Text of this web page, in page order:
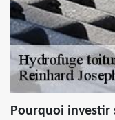
Pourquoi investir